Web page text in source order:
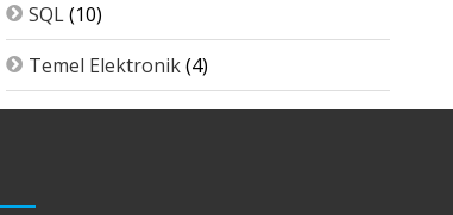
SQL(10)
Temel Elektronik(4)